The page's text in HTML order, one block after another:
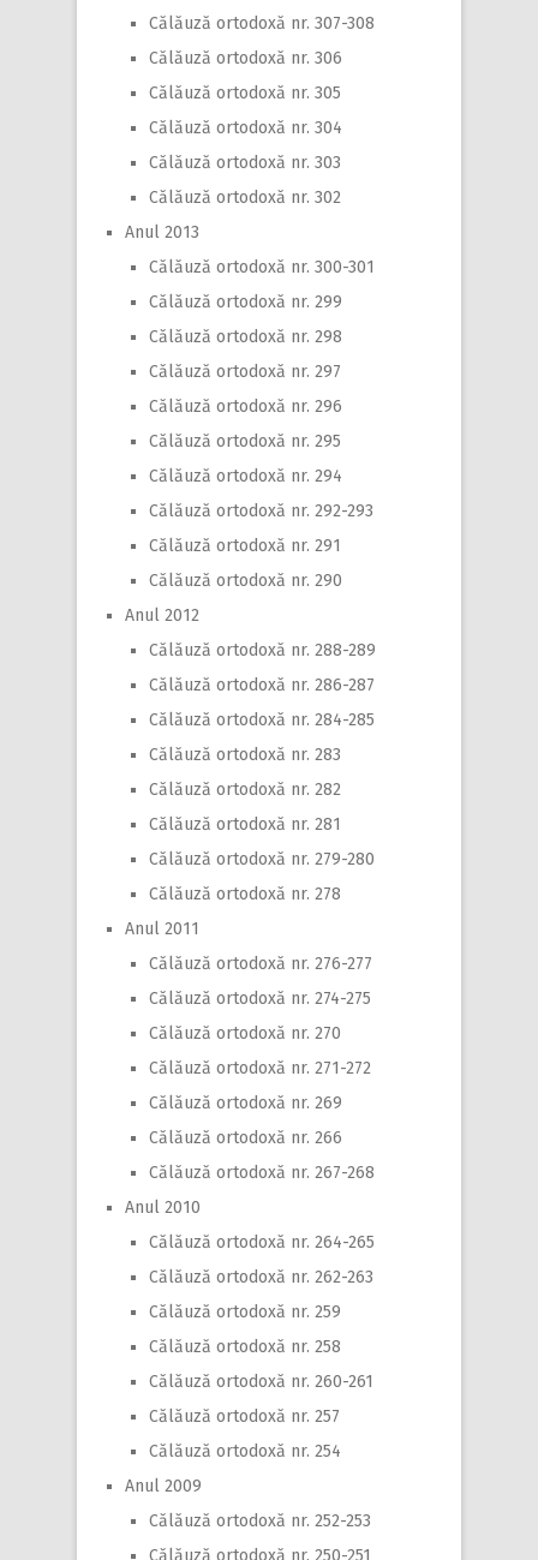
Călăuză ortodoxă nr. 307-308
Călăuză ortodoxă nr. 306
Călăuză ortodoxă nr. 305
Călăuză ortodoxă nr. 304
Călăuză ortodoxă nr. 303
Călăuză ortodoxă nr. 302
Anul 2013
Călăuză ortodoxă nr. 300-301
Călăuză ortodoxă nr. 299
Călăuză ortodoxă nr. 298
Călăuză ortodoxă nr. 297
Călăuză ortodoxă nr. 296
Călăuză ortodoxă nr. 295
Călăuză ortodoxă nr. 294
Călăuză ortodoxă nr. 292-293
Călăuză ortodoxă nr. 291
Călăuză ortodoxă nr. 290
Anul 2012
Călăuză ortodoxă nr. 288-289
Călăuză ortodoxă nr. 286-287
Călăuză ortodoxă nr. 284-285
Călăuză ortodoxă nr. 283
Călăuză ortodoxă nr. 282
Călăuză ortodoxă nr. 281
Călăuză ortodoxă nr. 279-280
Călăuză ortodoxă nr. 278
Anul 2011
Călăuză ortodoxă nr. 276-277
Călăuză ortodoxă nr. 274-275
Călăuză ortodoxă nr. 270
Călăuză ortodoxă nr. 271-272
Călăuză ortodoxă nr. 269
Călăuză ortodoxă nr. 266
Călăuză ortodoxă nr. 267-268
Anul 2010
Călăuză ortodoxă nr. 264-265
Călăuză ortodoxă nr. 262-263
Călăuză ortodoxă nr. 259
Călăuză ortodoxă nr. 258
Călăuză ortodoxă nr. 260-261
Călăuză ortodoxă nr. 257
Călăuză ortodoxă nr. 254
Anul 2009
Călăuză ortodoxă nr. 252-253
Călăuză ortodoxă nr. 250-251